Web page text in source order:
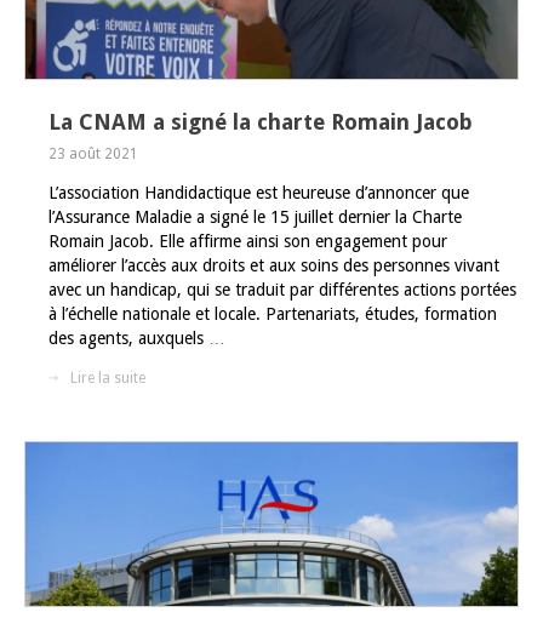
La CNAM a signé la charte Romain Jacob
23 août 2021
L’association Handidactique est heureuse d’annoncer que
l’Assurance Maladie a signé le 15 juillet dernier la Charte
Romain Jacob. Elle affirme ainsi son engagement pour
améliorer l’accès aux droits et aux soins des personnes vivant
avec un handicap, qui se traduit par différentes actions portées
à l’échelle nationale et locale. Partenariats, études, formation
des agents, auxquels
Lire la suite